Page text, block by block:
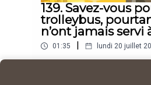
139. Savez-vous
trolleybus,
n’ont jamais servi
01:35 lundi 20 juillet